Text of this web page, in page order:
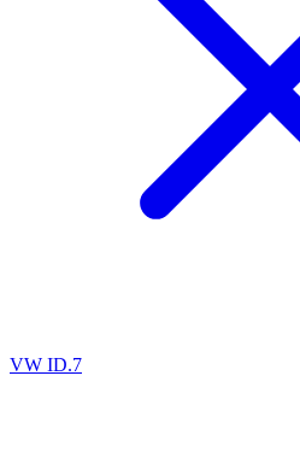
VW ID.7